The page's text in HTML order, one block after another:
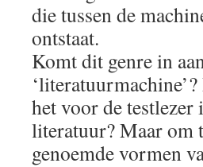
die tussen de
ontstaat.
Komt dit genre in
het voor de testlezer
literatuur? Maar om
genoemde vormen